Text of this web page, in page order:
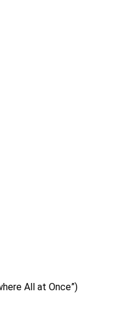
All at Once”)